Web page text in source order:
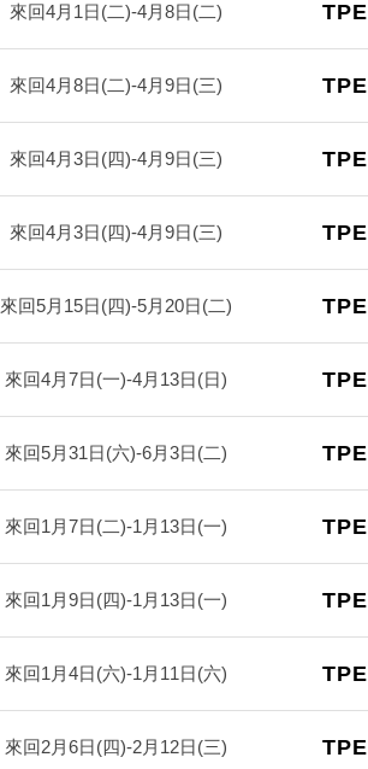
TPE
來回4月1日(二)-4月8日(二)
TPE
來回4月8日(二)-4月9日(三)
TPE
來回4月3日(四)-4月9日(三)
TPE
來回4月3日(四)-4月9日(三)
TPE
來回5月15日(四)-5月20日(二)
TPE
來回4月7日(一)-4月13日(日)
TPE
來回5月31日(六)-6月3日(二)
TPE
來回1月7日(二)-1月13日(一)
TPE
來回1月9日(四)-1月13日(一)
TPE
來回1月4日(六)-1月11日(六)
TPE
來回2月6日(四)-2月12日(三)